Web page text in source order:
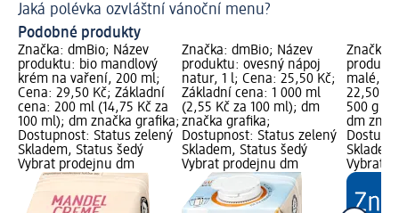
Jaká polévka ozvláštní vánoční menu?
Podobné produkty
Značka: dmBio; Název
produktu: bio mandlový
krém na vaření, 200 ml;
Cena: 29,50 Kč; Základní
cena: 200 ml (14,75 Kč za
100 ml); dm značka grafika;
Dostupnost: Status zelený
Skladem, Status šedý
Vybrat prodejnu dm
Značka: dmBio; Název
produktu: ovesný nápoj
natur, 1 l; Cena: 25,50 Kč;
Základní cena: 1 000 ml
(2,55 Kč za 100 ml); dm
značka grafika;
Dostupnost: Status zelený
Skladem, Status šedý
Vybrat prodejnu dm
Značka:
malé,
22,50
500 g
dm
Vybrat